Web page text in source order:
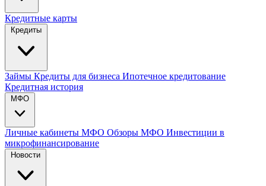
Кредитные карты
Кредиты
Займы Кредиты для бизнеса Ипотечное кредитование
Кредитная история
МФО
Личные кабинеты МФО Обзоры МФО Инвестиции в
микрофинансирование
Новости